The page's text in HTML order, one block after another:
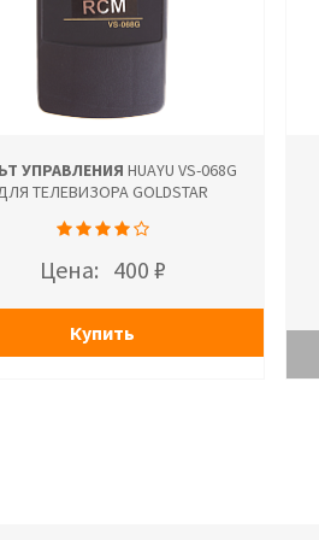
УПРАВЛЕНИЯ HUAYU VS-068G
ТЕЛЕВИЗОРА GOLDSTAR
Цена: 400 ₽
Купить